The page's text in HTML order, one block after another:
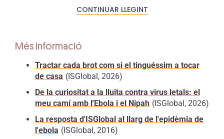
Bundibugyo i Tai Forest. La mortalitat
associada a cada variant varia de manera
Zaire té una taxa de letalitat aproximada
del 79 %, la variant Sudan al voltant del 54
% i la soca Bundibugyo prop del 32 %.
reservori natural del virus sónratpenats
frugívors de la famíliaPteropodidae,
presents en regions subtropicals d’Àfrica,
Àsia i Oceania. El virus de l’Ebola arriba a
CONTINUAR LLEGINT
Més informació
Tractar cada brot com si el tinguéssim a tocar
de casa (ISGlobal, 2026)
De la curiositat a la lluita contra virus letals: el
meu camí amb l'Ebola i el Nipah (ISGlobal, 2026)
La resposta d'ISGlobal al llarg de l'epidèmia de
l'ebola (ISGlobal, 2016)